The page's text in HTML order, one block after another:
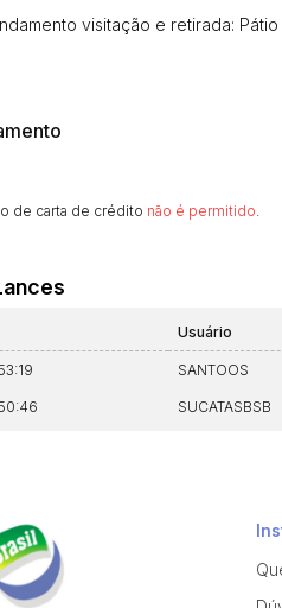
visitação e retirada:
de carta de crédito não é permitido.
Usuário
SANTOOS
SUCATASBSB